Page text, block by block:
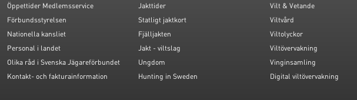
Öppettider Medlemsservice
Förbundsstyrelsen
Nationella kansliet
Personal i landet
Olika råd i Svenska Jägareförbundet
Kontakt- och fakturainformation
Jakttider
Statligt jaktkort
Fjälljakten
Jakt - viltslag
Ungdom
Hunting in Sweden
Vilt & Vetande
Viltvård
Viltolyckor
Viltövervakning
Vinginsamling
Digital viltövervakning